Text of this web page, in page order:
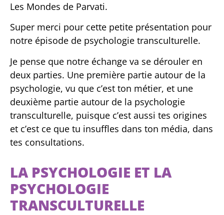
Les Mondes de Parvati.
Super merci pour cette petite présentation pour
notre épisode de psychologie transculturelle.
Je pense que notre échange va se dérouler en
deux parties. Une première partie autour de la
psychologie, vu que c’est ton métier, et une
deuxième partie autour de la psychologie
transculturelle, puisque c’est aussi tes origines
et c’est ce que tu insuffles dans ton média, dans
tes consultations.
LA PSYCHOLOGIE ET LA
PSYCHOLOGIE
TRANSCULTURELLE